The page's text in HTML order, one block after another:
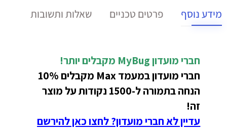
מידע נוסף פרטים טכניים שאלות ותשובות
חברי מועדון MyBug מקבלים יותר!
חברי מועדון במעמד Max מקבלים 10%
הנחה בתמורה ל-1500 נקודות על מוצר
זה!
עדיין לא חברי מועדון? לחצו כאן להירשם